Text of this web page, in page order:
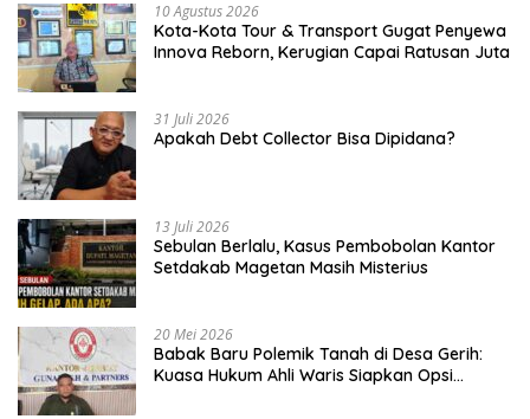
10 Agustus 2026
Kota-Kota Tour & Transport Gugat Penyewa
Innova Reborn, Kerugian Capai Ratusan Juta
31 Juli 2026
Apakah Debt Collector Bisa Dipidana?
13 Juli 2026
Sebulan Berlalu, Kasus Pembobolan Kantor
Setdakab Magetan Masih Misterius
20 Mei 2026
Babak Baru Polemik Tanah di Desa Gerih:
Kuasa Hukum Ahli Waris Siapkan Opsi